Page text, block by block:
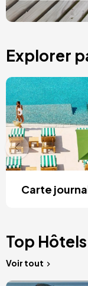
Explorer
Carte
Top Hôtels
Voir tout